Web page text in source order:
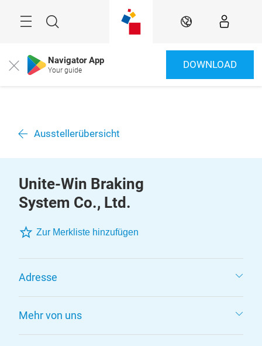
Suche DE
Close Navigator App
Your guide DOWNLOAD
Ausstellerübersicht
Unite-Win Braking
System Co., Ltd.
Zur Merkliste hinzufügen
Adresse
Mehr von uns